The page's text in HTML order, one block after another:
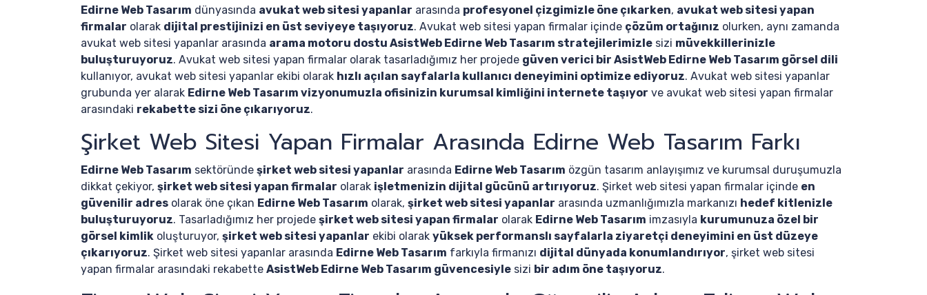
Edirne Web Tasarım dünyasında avukat web sitesi yapanlar arasında profesyonel çizgimizle öne çıkarken, avukat web sitesi yapan
firmalar olarak dijital prestijinizi en üst seviyeye taşıyoruz. Avukat web sitesi yapan firmalar içinde çözüm ortağınız olurken, aynı zamanda
avukat web sitesi yapanlar arasında arama motoru dostu AsistWeb Edirne Web Tasarım stratejilerimizle sizi müvekkillerinizle
buluşturuyoruz. Avukat web sitesi yapan firmalar olarak tasarladığımız her projede güven verici bir AsistWeb Edirne Web Tasarım görsel dili
kullanıyor, avukat web sitesi yapanlar ekibi olarak hızlı açılan sayfalarla kullanıcı deneyimini optimize ediyoruz. Avukat web sitesi yapanlar
grubunda yer alarak Edirne Web Tasarım vizyonumuzla ofisinizin kurumsal kimliğini internete taşıyor ve avukat web sitesi yapan firmalar
arasındaki rekabette sizi öne çıkarıyoruz.
Şirket Web Sitesi Yapan Firmalar Arasında Edirne Web Tasarım Farkı
Edirne Web Tasarım sektöründe şirket web sitesi yapanlar arasında Edirne Web Tasarım özgün tasarım anlayışımız ve kurumsal duruşumuzla
dikkat çekiyor, şirket web sitesi yapan firmalar olarak işletmenizin dijital gücünü artırıyoruz. Şirket web sitesi yapan firmalar içinde en
güvenilir adres olarak öne çıkan Edirne Web Tasarım olarak, şirket web sitesi yapanlar arasında uzmanlığımızla markanızı hedef kitlenizle
buluşturuyoruz. Tasarladığımız her projede şirket web sitesi yapan firmalar olarak Edirne Web Tasarım imzasıyla kurumunuza özel bir
görsel kimlik oluşturuyor, şirket web sitesi yapanlar ekibi olarak yüksek performanslı sayfalarla ziyaretçi deneyimini en üst düzeye
çıkarıyoruz. Şirket web sitesi yapanlar arasında Edirne Web Tasarım farkıyla firmanızı dijital dünyada konumlandırıyor, şirket web sitesi
yapan firmalar arasındaki rekabette AsistWeb Edirne Web Tasarım güvencesiyle sizi bir adım öne taşıyoruz.